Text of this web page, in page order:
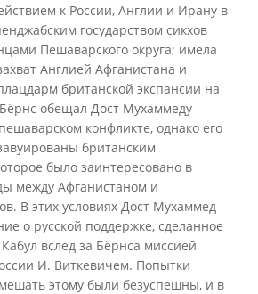
к России, Англии и Ирану в
государством сикхов
Пешаварского округа; имела
Англией Афганистана и
британской экспансии на
обещал Дост Мухаммеду
конфликте, однако его
британским
было заинтересовано в
между Афганистаном и
В этих условиях Дост Мухаммед
о русской поддержке, сделанное
вслед за Бёрнса миссией
И. Виткевичем. Попытки
этому были безуспешны, и в